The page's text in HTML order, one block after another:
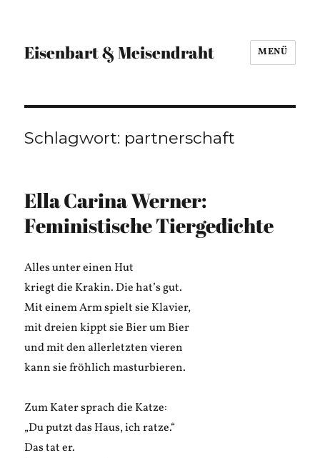
Eisenbart & Meisendraht MENÜ
Schlagwort: partnerschaft
Ella Carina Werner:
Feministische Tiergedichte
Alles unter einen Hut
kriegt die Krakin. Die hat’s gut.
Mit einem Arm spielt sie Klavier,
mit dreien kippt sie Bier um Bier
und mit den allerletzten vieren
kann sie fröhlich masturbieren.
Zum Kater sprach die Katze:
„Du putzt das Haus, ich ratze.“
Das tat er.